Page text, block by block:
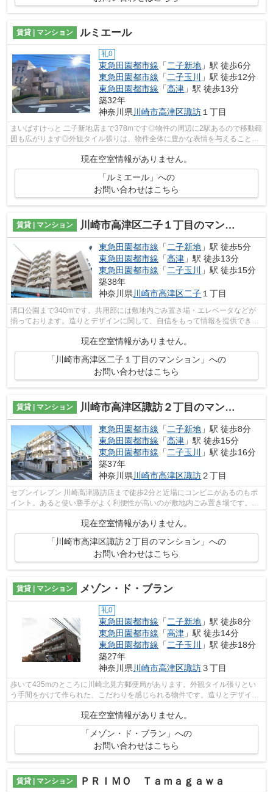
賃貸 | マンション ルミエール
礼0
東急田園都市線 「二子新地 」駅 徒歩6分
東急田園都市線 「二子玉川
」駅 徒歩12分
東急田園都市線 「高津 」駅 徒歩13分
築32年
神奈川県川崎市高津区諏訪１丁目
まいばすけっと 二子新地店まで378mです◎物件の周辺に2駅あるので移動範
囲も広がります◎外観タイル張りは、物件全体に豊かな表情を与えることが
現在空室情報がありません。
「ルミエール」への
お問い合わせはこちら
賃貸 | マンション 川崎市高津区二子１丁目のマンション
東急田園都市線 「二子新地 」駅 徒歩5分
東急田園都市線 「高津 」駅 徒歩13分
東急田園都市線 「二子玉川
」駅 徒歩15分
築38年
神奈川県川崎市高津区二子１丁目
溝口公園まで340mです。共用部には敷地内ごみ置き場・エレベータなどが
揃っております。造りとデザインに関して、自信をもって情報を提供できる
現在空室情報がありません。
「川崎市高津区二子１丁目のマンション」への
お問い合わせはこちら
賃貸 | マンション 川崎市高津区諏訪２丁目のマンション
東急田園都市線 「 二子新地 」駅 徒歩8分
東急田園都市線 「高津 」駅 徒歩15分
東急田園都市線 「 二子玉川
」駅 徒歩16分
築37年
神奈川県 川崎市高津区諏訪２丁目
セブンイレブン 川崎高津諏訪店まで徒歩2分と近場にコンビニがあるのもポ
イント。あると使い勝手がよく利便性が高いのが敷地内ごみ置き場です。初
期費用をカードでお支払いいただける...
現在空室情報がありません。
「川崎市高津区諏訪２丁目のマンション」への
お問い合わせはこちら
賃貸 | マンション メゾン・ド・ブラン
礼0
東急田園都市線 「二子新地 」駅 徒歩8分
東急田園都市線 「高津 」駅 徒歩14分
東急田園都市線 「二子玉川
」駅 徒歩18分
築27年
神奈川県川崎市高津区諏訪３丁目
歩いて435mのところに川崎北見方郵便局があります。外観タイル張りとい
う手間をかけて作られた、こだわりを感じられる物件です。造りとデザイン
現在空室情報がありません。
「メゾン・ド・ブラン」への
お問い合わせはこちら
賃貸 | マンション ＰＲＩＭＯ Ｔａｍａｇａｗａ